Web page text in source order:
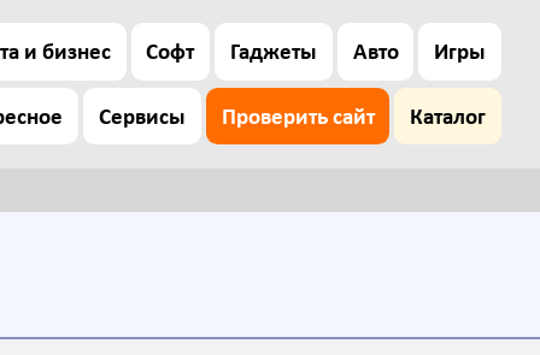
и бизнес Софт Гаджеты Авто Игры
Сервисы Проверить сайт Каталог